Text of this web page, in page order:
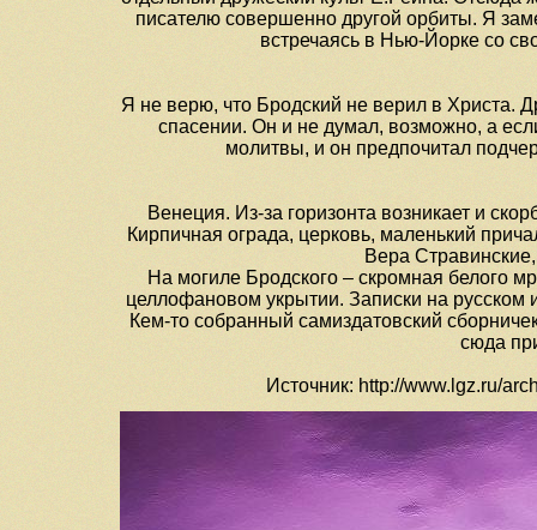
писателю совершенно другой орбиты. Я
встречаясь в Нью-Йорке со
Я не верю, что Бродский не верил в Христа.
спасении. Он и не думал, возможно, а
молитвы, и он предпочитал
Венеция. Из-за горизонта возникает и
Кирпичная ограда, церковь, маленький
Вера
На могиле Бродского – скромная белого
целлофановом укрытии. Записки на русском
Кем-то собранный самиздатовский
сюда
Источник: http://www.lgz.ru/